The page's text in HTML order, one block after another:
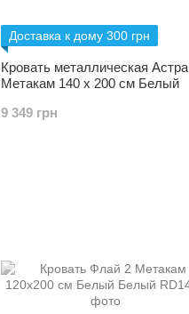
Доставка к дому 300 грн
Кровать металлическая Астра
Метакам 140 х 200 см Белый
9 349 грн